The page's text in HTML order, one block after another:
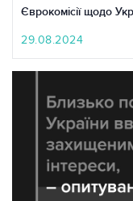
Єврокомісії щодо
29.08.2024